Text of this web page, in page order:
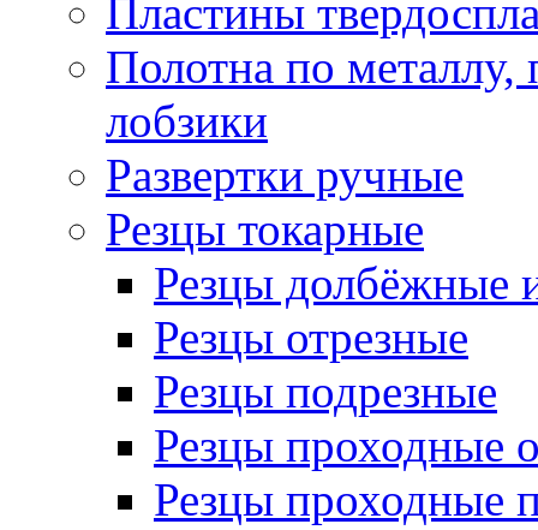
Пластины
Полотна по
лобзики
Развертки ручные
Резцы токарные
Резцы долбёжные
Резцы отрезные
Резцы подрезные
Резцы проходные
Резцы проходные